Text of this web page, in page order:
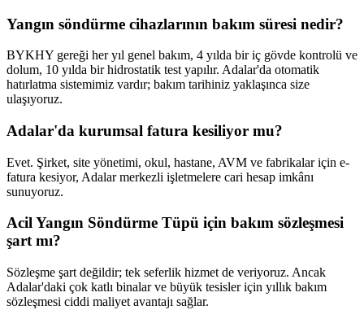
Yangın söndürme cihazlarının bakım süresi nedir?
BYKHY gereği her yıl genel bakım, 4 yılda bir iç gövde kontrolü ve
dolum, 10 yılda bir hidrostatik test yapılır. Adalar'da otomatik
hatırlatma sistemimiz vardır; bakım tarihiniz yaklaşınca size
ulaşıyoruz.
Adalar'da kurumsal fatura kesiliyor mu?
Evet. Şirket, site yönetimi, okul, hastane, AVM ve fabrikalar için e-
fatura kesiyor, Adalar merkezli işletmelere cari hesap imkânı
sunuyoruz.
Acil Yangın Söndürme Tüpü için bakım sözleşmesi
şart mı?
Sözleşme şart değildir; tek seferlik hizmet de veriyoruz. Ancak
Adalar'daki çok katlı binalar ve büyük tesisler için yıllık bakım
sözleşmesi ciddi maliyet avantajı sağlar.